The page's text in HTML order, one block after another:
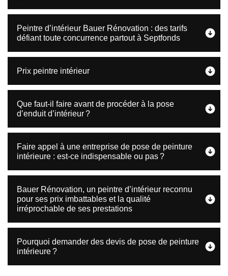
Peintre d’intérieur Bauer Rénovation : des tarifs
défiant toute concurrence partout à Septfonds
Prix peintre intérieur
Que faut-il faire avant de procéder à la pose
d’enduit d’intérieur ?
Faire appel à une entreprise de pose de peinture
intérieure : est-ce indispensable ou pas ?
Bauer Rénovation, un peintre d’intérieur reconnu
pour ses prix imbattables et la qualité
irréprochable de ses prestations
Pourquoi demander des devis de pose de peinture
intérieure ?